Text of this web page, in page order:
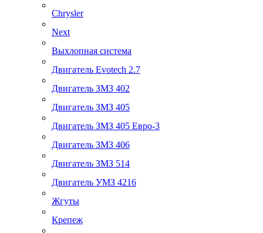
Chrysler
Next
Выхлопная система
Двигатель Evotech 2.7
Двигатель ЗМЗ 402
Двигатель ЗМЗ 405
Двигатель ЗМЗ 405 Евро-3
Двигатель ЗМЗ 406
Двигатель ЗМЗ 514
Двигатель УМЗ 4216
Жгуты
Крепеж